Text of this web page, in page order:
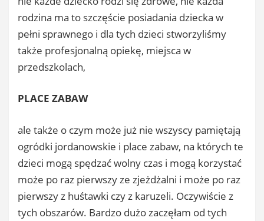
rodzina ma to szczęście posiadania dziecka w
pełni sprawnego i dla tych dzieci stworzyliśmy
także profesjonalną opiekę, miejsca w
przedszkolach,
PLACE ZABAW
ale także o czym może już nie wszyscy pamiętają
ogródki jordanowskie i place zabaw, na których te
dzieci mogą spędzać wolny czas i mogą korzystać
może po raz pierwszy ze zjeżdżalni i może po raz
pierwszy z huśtawki czy z karuzeli. Oczywiście z
tych obszarów. Bardzo dużo zaczęłam od tych